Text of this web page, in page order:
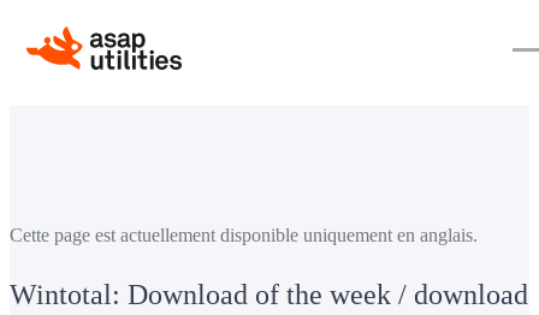
Cette page est actuellement disponible uniquement en anglais.
Wintotal: Download of the week / download